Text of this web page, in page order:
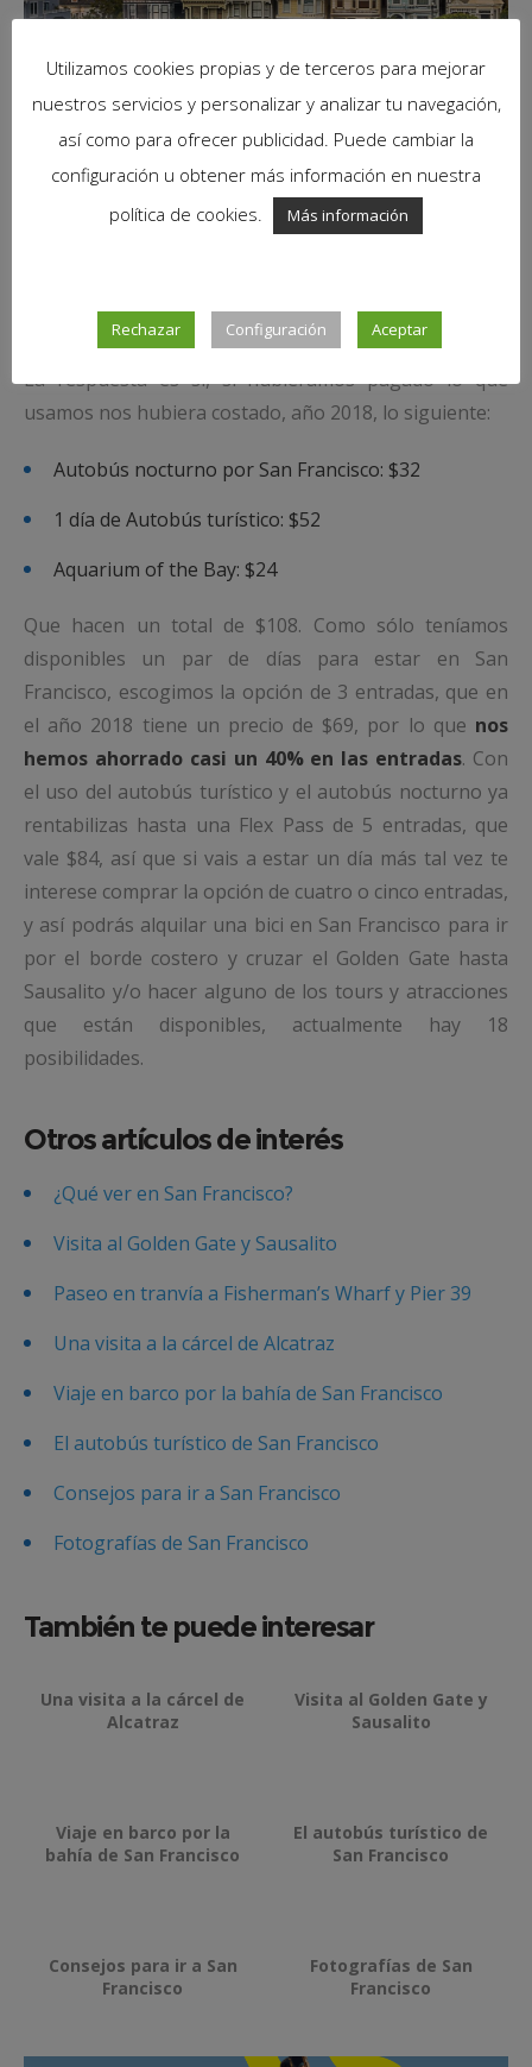
¿Merece la pena la tarjeta turística?
Por último, vamos a responder a la pregunta típica:
¿mereció la pena la tarjeta turística de San Francisco?
La respuesta es sí, si hubiéramos pagado lo que
usamos nos hubiera costado, año 2018, lo siguiente:
Autobús nocturno por San Francisco: $32
1 día de Autobús turístico: $52
Aquarium of the Bay: $24
Que hacen un total de $108. Como sólo teníamos
disponibles un par de días para estar en San
Francisco, escogimos la opción de 3 entradas, que en
el año 2018 tiene un precio de $69, por lo que nos
hemos ahorrado casi un 40% en las entradas. Con
el uso del autobús turístico y el autobús nocturno ya
rentabilizas hasta una Flex Pass de 5 entradas, que
vale $84, así que si vais a estar un día más tal vez te
interese comprar la opción de cuatro o cinco entradas,
y así podrás alquilar una bici en San Francisco para ir
por el borde costero y cruzar el Golden Gate hasta
Sausalito y/o hacer alguno de los tours y atracciones
que están disponibles, actualmente hay 18
posibilidades.
Otros artículos de interés
¿Qué ver en San Francisco?
Visita al Golden Gate y Sausalito
Paseo en tranvía a Fisherman’s Wharf y Pier 39
Una visita a la cárcel de Alcatraz
Viaje en barco por la bahía de San Francisco
El autobús turístico de San Francisco
Consejos para ir a San Francisco
Fotografías de San Francisco
También te puede interesar
Una visita a la cárcel de
Alcatraz
Visita al Golden Gate y
Sausalito
Viaje en barco por la
bahía de San Francisco
El autobús turístico de
San Francisco
Consejos para ir a San
Francisco
Fotografías de San
Francisco
Utilizamos cookies propias y de terceros para mejorar
nuestros servicios y personalizar y analizar tu navegación,
así como para ofrecer publicidad. Puede cambiar la
configuración u obtener más información en nuestra
política de cookies.
Más información
Rechazar Configuración Aceptar